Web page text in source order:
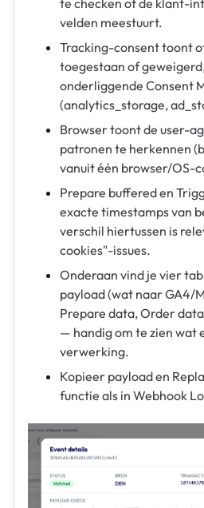
velden meestuurt.
Tracking-consent toont
toegestaan of
onderliggende Consent
(analytics_storage,
Browser toont de user-
patronen te herkennen
vanuit één browser/OS-
Prepare buffered en
exacte timestamps van
verschil hiertussen is
cookies"-issues.
Onderaan vind je vier
payload (wat naar GA4/
Prepare data, Order
— handig om te zien wat
verwerking.
Kopieer payload en
functie als in Webhook